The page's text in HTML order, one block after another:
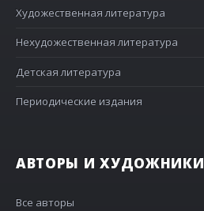
Художественная литература
Нехудожественная литература
Детская литература
Периодические издания
АВТОРЫ И ХУДОЖНИКИ
Все авторы